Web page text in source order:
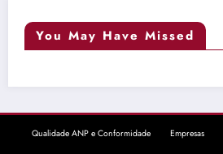
You May Have Missed
Qualidade ANP e Conformidade Empresas